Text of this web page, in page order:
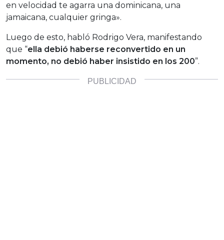
en velocidad te agarra una dominicana, una
jamaicana, cualquier gringa».
Luego de esto, habló Rodrigo Vera, manifestando
que “ella debió haberse reconvertido en un
momento, no debió haber insistido en los 200”.